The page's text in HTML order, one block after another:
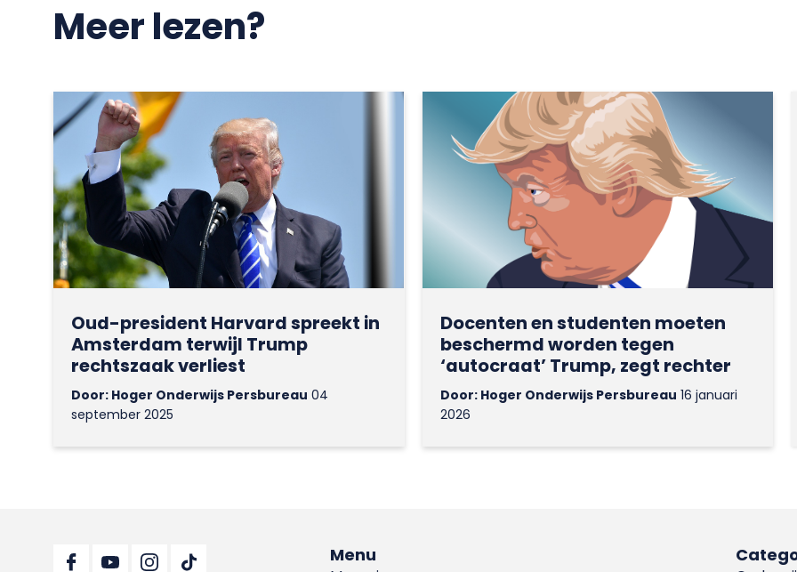
Meer lezen?
Oud-president Harvard spreekt in
Amsterdam terwijl Trump
rechtszaak verliest
Door: Hoger Onderwijs Persbureau 04
september 2025
Docenten en studenten moeten
beschermd worden tegen
‘autocraat’ Trump, zegt rechter
Door: Hoger Onderwijs Persbureau 16 januari
2026
Menu